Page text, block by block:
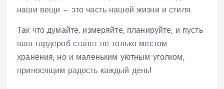
наши вещи — это часть нашей жизни и стиля.
Так что думайте, измеряйте, планируйте, и пусть
ваш гардероб станет не только местом
хранения, но и маленьким уютным уголком,
приносящим радость каждый день!